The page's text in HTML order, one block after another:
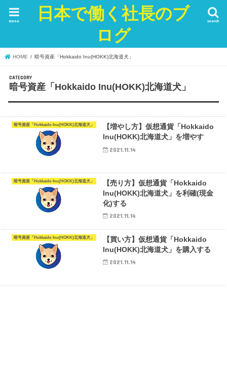
日本で働く社長のブ
ログ
search
menu
HOME 暗号資産「Hokkaido Inu(HOKK)北海道犬」
暗号資産「Hokkaido Inu(HOKK)北海道犬」
暗号資産「Hokkaido Inu(HOKK)北海道犬」
【増やし方】仮想通貨「Hokkaido
Inu(HOKK)北海道犬」を増やす
2021.11.14
暗号資産「Hokkaido Inu(HOKK)北海道犬」
【売り方】仮想通貨「Hokkaido
Inu(HOKK)北海道犬」を利確(現金
化)する
2021.11.14
暗号資産「Hokkaido Inu(HOKK)北海道犬」
【買い方】仮想通貨「Hokkaido
Inu(HOKK)北海道犬」を購入する
2021.11.14